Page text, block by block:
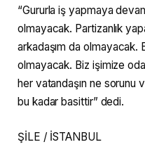
“Gururla iş yapmaya
olmayacak. Partizanlık
arkadaşım da olmayacak.
olmayacak. Biz işimize
her vatandaşın ne sorunu
bu kadar basittir” dedi.
ŞİLE / İSTANBUL